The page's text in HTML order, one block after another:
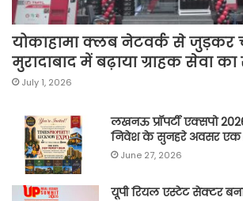
योकाहामा क्लब नेटवर्क से जुड़कर
मुरादाबाद में बढ़ाया ग्राहक सेवा का
July 1, 2026
लखनऊ प्रॉपर्टी एक्सपो
निवेश के सुनहरे अवसर एक
June 27, 2026
यूपी रियल एस्टेट सेक्टर